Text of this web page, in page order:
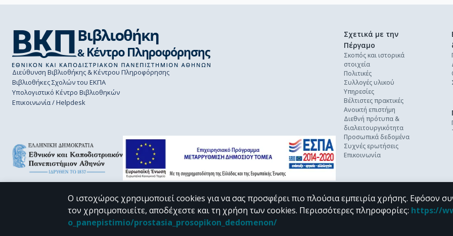
Διεύθυνση Βιβλιοθήκης & Κέντρου Πληροφόρησης
Βιβλιοθήκες Σχολών του ΕΚΠΑ
Υπολογιστικό Κέντρο Βιβλιοθηκών
Επικοινωνία / Helpdesk
Σχετικά με την
Πέργαμο
Σκοπός και ιστορικά
στοιχεία
Πολιτικές
Συλλογές υλικού
Υπηρεσίες
Βέλτιστες πρακτικές
Ανοικτή επιστήμη
Διεθνή πρότυπα &
διαλειτουργικότητα
Προσωπικά δεδομένα
Συχνές ερωτήσεις
Επικοινωνία
CC BY-NC 4.0
Ο ιστοχώρος χρησιμοποιεί cookies για να σας προσφέρει πιο πλούσια εμπειρία χρήσης. Εφόσον
τον χρησιμοποιείτε, αποδέχεστε και τη χρήση των cookies. Περισσότερες πληροφορίες: https://
o_panepistimio/prostasia_prosopikon_dedomenon/